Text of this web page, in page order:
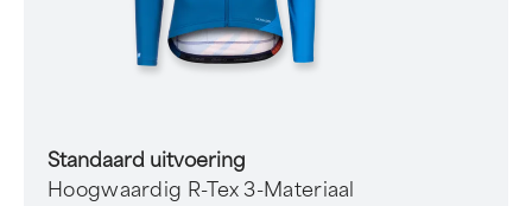
Standaard uitvoering
Hoogwaardig R-Tex 3-Materiaal